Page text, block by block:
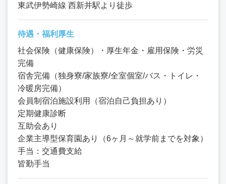
東武伊勢崎線 西新井駅より徒歩
待遇・福利厚生
社会保険（健康保険）・厚生年金・雇用保険・労災
完備
宿舎完備（独身寮/家族寮/全室個室/バス・トイレ・
冷暖房完備）
会員制宿泊施設利用（宿泊自己負担あり）
定期健康診断
互助会あり
企業主導型保育園あり（6ヶ月～就学前までを対象）
手当：交通費支給
皆勤手当